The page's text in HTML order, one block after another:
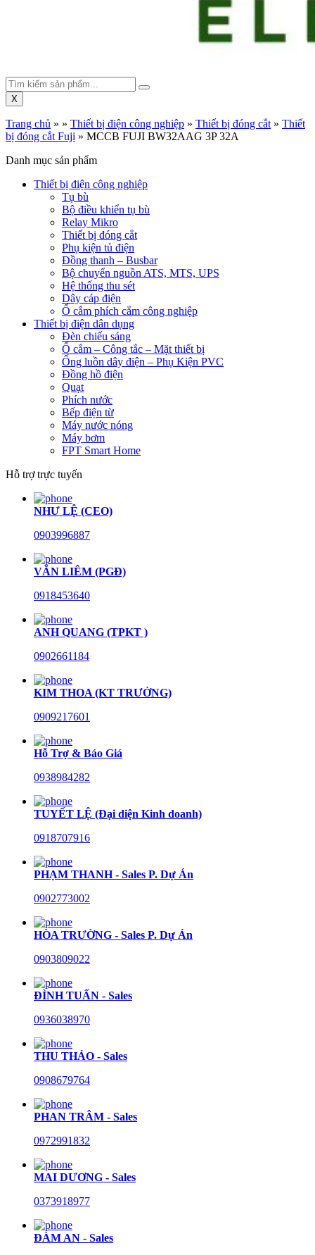
X
Trang chủ » » Thiết bị điện công nghiệp » Thiết bị đóng cắt » Thiết
bị đóng cắt Fuji » MCCB FUJI BW32AAG 3P 32A
Danh mục sản phẩm
Thiết bị điện công nghiệp
Tụ bù
Bộ điều khiển tụ bù
Relay Mikro
Thiết bị đóng cắt
Phụ kiện tủ điện
Đồng thanh – Busbar
Bộ chuyển nguồn ATS, MTS, UPS
Hệ thống thu sét
Dây cáp điện
Ổ cắm phích cắm công nghiệp
Thiết bị điện dân dụng
Đèn chiếu sáng
Ổ cắm – Công tắc – Mặt thiết bị
Ống luồn dây điện – Phụ Kiện PVC
Đồng hồ điện
Quạt
Phích nước
Bếp điện từ
Máy nước nóng
Máy bơm
FPT Smart Home
Hỗ trợ trực tuyến
NHƯ LỆ (CEO)
0903996887
VĂN LIÊM (PGĐ)
0918453640
ANH QUANG (TPKT )
0902661184
KIM THOA (KT TRƯỞNG)
0909217601
Hỗ Trợ & Báo Giá
0938984282
TUYẾT LỆ (Đại diện Kinh doanh)
0918707916
PHẠM THANH - Sales P. Dự Án
0902773002
HÒA TRƯỜNG - Sales P. Dự Án
0903809022
ĐÌNH TUẤN - Sales
0936038970
THU THẢO - Sales
0908679764
PHAN TRÂM - Sales
0972991832
MAI DƯƠNG - Sales
0373918977
ĐÀM AN - Sales